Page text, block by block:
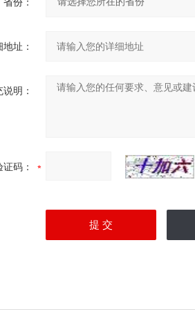
址：
明：
证码：